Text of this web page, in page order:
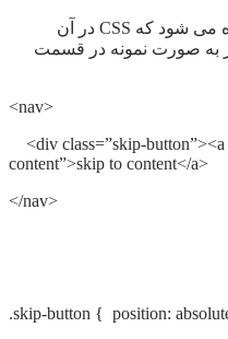
عموماً از این کار برای زمانی استفاده می شود که CSS در آن
به صورت نمونه در قسمت
<nav>
<div class=”skip-button”><a
content”>skip to content</a>
</nav>
.skip-button { position: